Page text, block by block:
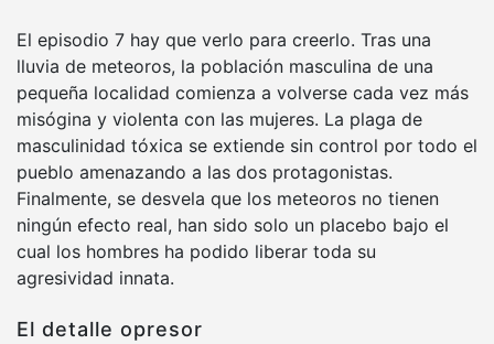
El episodio 7 hay que verlo para creerlo. Tras una
lluvia de meteoros, la población masculina de una
pequeña localidad comienza a volverse cada vez más
misógina y violenta con las mujeres. La plaga de
masculinidad tóxica se extiende sin control por todo el
pueblo amenazando a las dos protagonistas.
Finalmente, se desvela que los meteoros no tienen
ningún efecto real, han sido solo un placebo bajo el
cual los hombres ha podido liberar toda su
agresividad innata.
El detalle opresor